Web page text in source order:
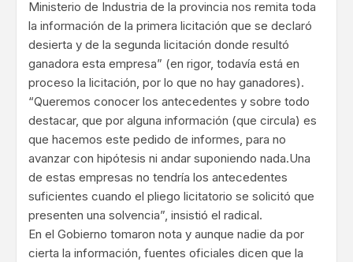
Ministerio de Industria de la provincia nos remita toda
la información de la primera licitación que se declaró
desierta y de la segunda licitación donde resultó
ganadora esta empresa” (en rigor, todavía está en
proceso la licitación, por lo que no hay ganadores).
“Queremos conocer los antecedentes y sobre todo
destacar, que por alguna información (que circula) es
que hacemos este pedido de informes, para no
avanzar con hipótesis ni andar suponiendo nada.Una
de estas empresas no tendría los antecedentes
suficientes cuando el pliego licitatorio se solicitó que
presenten una solvencia”, insistió el radical.
En el Gobierno tomaron nota y aunque nadie da por
cierta la información, fuentes oficiales dicen que la